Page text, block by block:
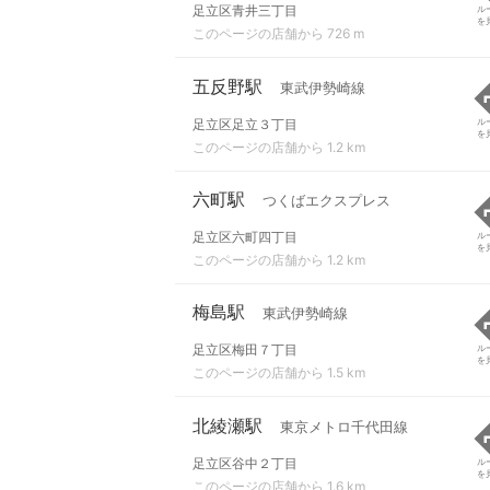
足立区青井三丁目
このページの店舗から 726 m
ル
を
五反野駅 東武伊勢崎線
足立区足立３丁目
このページの店舗から 1.2 km
ル
を
六町駅 つくばエクスプレス
足立区六町四丁目
このページの店舗から 1.2 km
ル
を
梅島駅 東武伊勢崎線
足立区梅田７丁目
このページの店舗から 1.5 km
ル
を
北綾瀬駅 東京メトロ千代田線
足立区谷中２丁目
このページの店舗から 1.6 km
ル
を